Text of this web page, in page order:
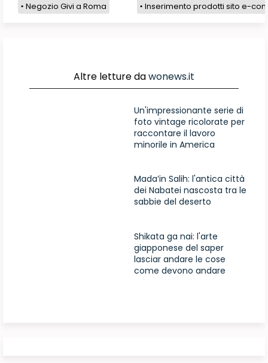
Negozio Givi a Roma
Inserimento prodotti sito e-
Altre letture dawonews.it
Un'impressionante serie di
foto vintage ricolorate per
raccontare il lavoro
minorile in America
Mada’in Salih: l'antica città
dei Nabatei nascosta tra le
sabbie del deserto
Shikata ga nai: l'arte
giapponese del saper
lasciar andare le cose
come devono andare